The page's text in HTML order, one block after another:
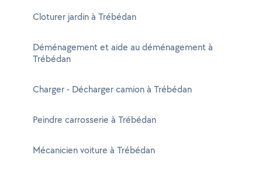
Cloturer jardin à Trébédan
Déménagement et aide au déménagement à
Trébédan
Charger - Décharger camion à Trébédan
Peindre carrosserie à Trébédan
Mécanicien voiture à Trébédan